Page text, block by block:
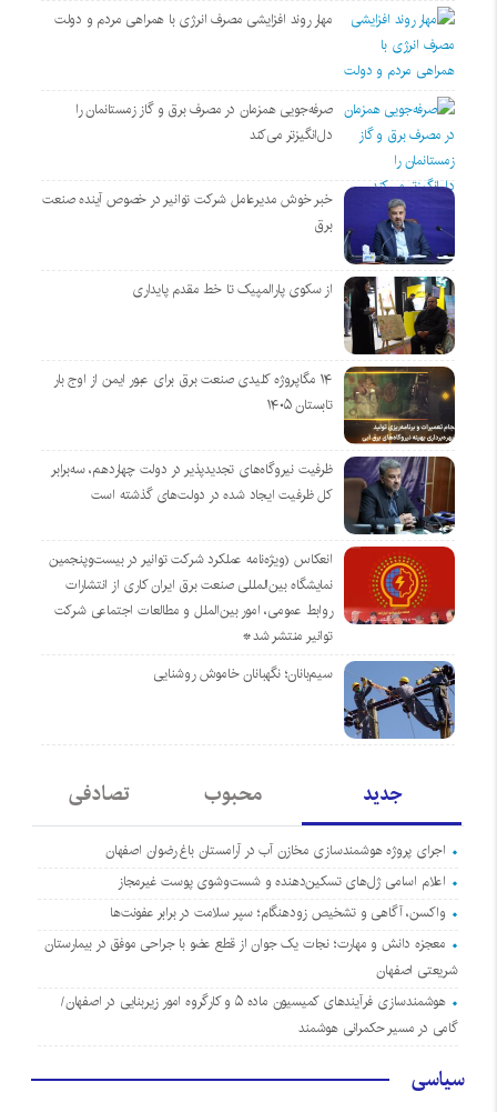
مهار روند افزایشی مصرف انرژی با همراهی مردم و دولت
صرفه‌جویی همزمان در مصرف برق و گاز زمستانمان را
دل‌انگیزتر می‌کند
خبر خوش مدیرعامل شرکت توانیر در خصوص آینده صنعت
برق
از سکوی پارالمپیک تا خط مقدم پایداری
۱۴ مگاپروژه‌ کلیدی صنعت برق برای عبور ایمن از اوج بار
تابستان ۱۴۰۵
ظرفیت نیروگاه‌های تجدیدپذیر در دولت چهاردهم، سه‌برابر
کل ظرفیت ایجاد شده در دولت‌های گذشته است
انعکاس (ویژه‌نامه عملکرد شرکت توانیر در بیست‌وپنجمین
نمایشگاه بین‌المللی صنعت برق ایران کاری از انتشارات
روابط عمومی، امور بین‌الملل و مطالعات اجتماعی شرکت
توانیر منتشر شد*
سیم‌بانان؛ نگهبانان خاموش روشنایی
جدید محبوب تصادفی
اجرای پروژه هوشمندسازی مخازن آب در آرامستان‌ باغ رضوان اصفهان
اعلام اسامی ژل‌های تسکین‌دهنده و شست‌وشوی پوست غیرمجاز
واکسن، آگاهی و تشخیص زودهنگام؛ سپر سلامت در برابر عفونت‌ها
معجزه دانش و مهارت؛ نجات یک جوان از قطع عضو با جراحی موفق در بیمارستان
شریعتی اصفهان
هوشمندسازی فرآیندهای کمیسیون ماده ۵ و کارگروه امور زیربنایی در اصفهان/
گامی در مسیر حکمرانی هوشمند
سیاسی